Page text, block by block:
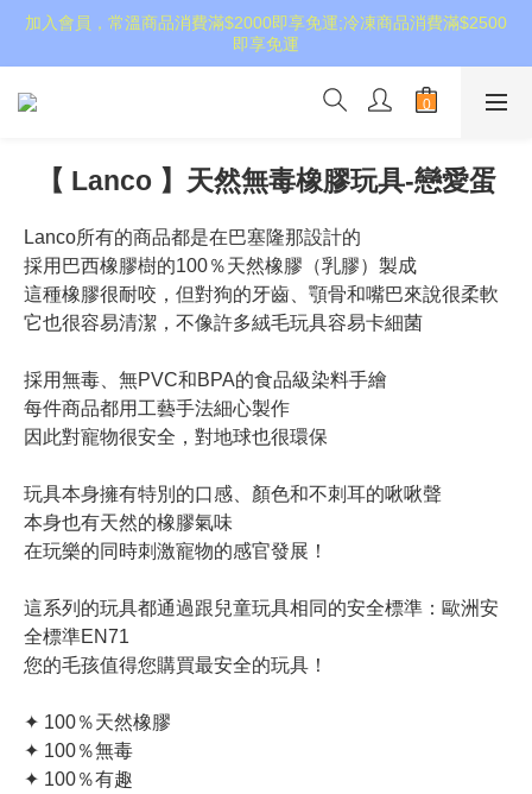
加入會員，常溫商品消費滿$2000即享免運;冷凍商品消費滿$2500
即享免運
【 Lanco 】天然無毒橡膠玩具-戀愛蛋
Lanco所有的商品都是在巴塞隆那設計的
採用巴西橡膠樹的100％天然橡膠（乳膠）製成
這種橡膠很耐咬，但對狗的牙齒、顎骨和嘴巴來說很柔軟
它也很容易清潔，不像許多絨毛玩具容易卡細菌
採用無毒、無PVC和BPA的食品級染料手繪
每件商品都用工藝手法細心製作
因此對寵物很安全，對地球也很環保
玩具本身擁有特別的口感、顏色和不刺耳的啾啾聲
本身也有天然的橡膠氣味
在玩樂的同時刺激寵物的感官發展！
這系列的玩具都通過跟兒童玩具相同的安全標準：歐洲安
全標準EN71
您的毛孩值得您購買最安全的玩具！
✦ 100％天然橡膠
✦ 100％無毒
✦ 100％有趣